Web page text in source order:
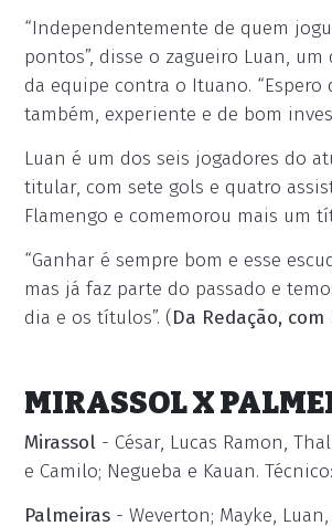
“Independentemente de quem
pontos”, disse o zagueiro Luan,
da equipe contra o Ituano.
também, experiente e de bom
Luan é um dos seis jogadores do
titular, com sete gols e quatro
Flamengo e comemorou mais um
“Ganhar é sempre bom e esse
mas já faz parte do passado e
dia e os títulos”. (Da Redação,
MIRASSOL X
Mirassol - César, Lucas Ramon,
e Camilo; Negueba e Kauan.
Palmeiras - Weverton; Mayke,